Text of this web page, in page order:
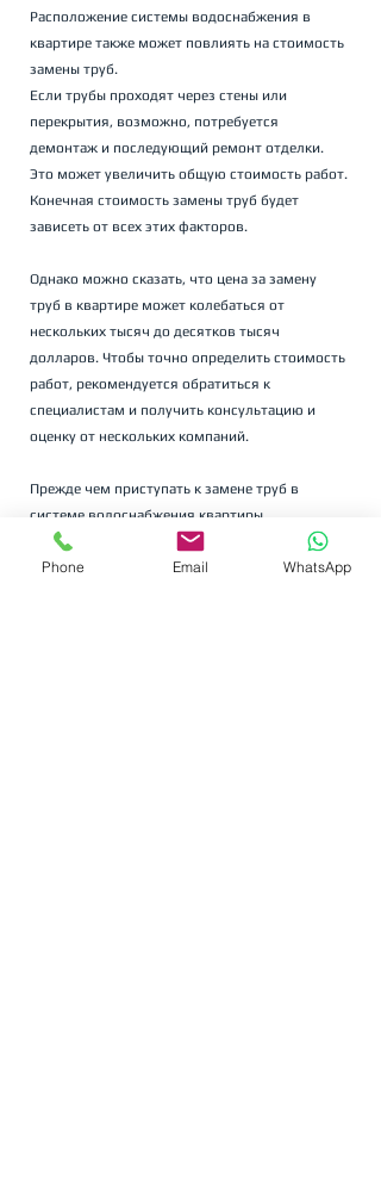
Расположение системы водоснабжения в
квартире также может повлиять на стоимость
замены труб.
Если трубы проходят через стены или
перекрытия, возможно, потребуется
демонтаж и последующий ремонт отделки.
Это может увеличить общую стоимость работ.
Конечная стоимость замены труб будет
зависеть от всех этих факторов.
Однако можно сказать, что цена за замену
труб в квартире может колебаться от
нескольких тысяч до десятков тысяч
долларов. Чтобы точно определить стоимость
работ, рекомендуется обратиться к
специалистам и получить консультацию и
оценку от нескольких компаний.
Прежде чем приступать к замене труб в
системе водоснабжения квартиры,
необходимо провести детальный анализ
состояния системы и её требований.
Phone Email WhatsApp